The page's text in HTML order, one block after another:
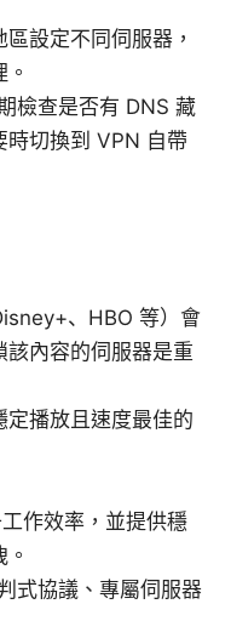
設定不同伺服器，
檢查是否有 DNS 藏
時切換到 VPN 自帶
、HBO 等）會
該內容的伺服器是重
播放且速度最佳的
作效率，並提供穩
式協議、專屬伺服器